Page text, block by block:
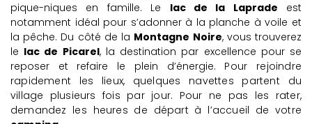
pique-niques en famille. Le lac de la Laprade est
notamment idéal pour s’adonner à la planche à voile et
la pêche. Du côté de la Montagne Noire, vous trouverez
le lac de Picarel, la destination par excellence pour se
reposer et refaire le plein d’énergie. Pour rejoindre
rapidement les lieux, quelques navettes partent du
village plusieurs fois par jour. Pour ne pas les rater,
demandez les heures de départ à l’accueil de votre